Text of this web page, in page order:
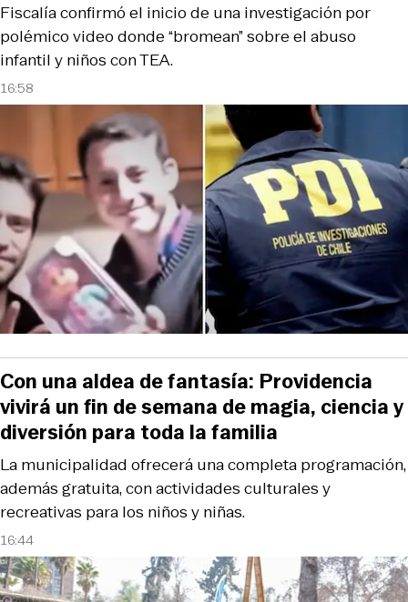
16:58
Fiscalía confirmó el inicio de una investigación por
polémico video donde “bromean” sobre el abuso
infantil y niños con TEA.
16:44
La municipalidad ofrecerá una completa programación,
además gratuita, con actividades culturales y
recreativas para los niños y niñas.
Con una aldea de fantasía: Providencia
vivirá un fin de semana de magia, ciencia y
diversión para toda la familia